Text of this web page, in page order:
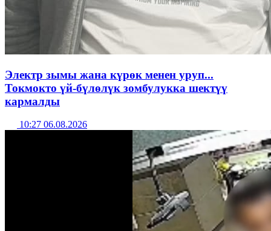
Электр зымы жана күрөк менен уруп...
Токмокто үй-бүлөлүк зомбулукка шектүү
кармалды
10:27 06.08.2026